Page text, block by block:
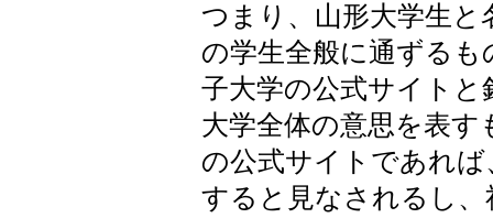
つまり、山形大学生
の学生全般に通ずる
子大学の公式サイト
大学全体の意思を表
の公式サイトであれ
すると見なされるし